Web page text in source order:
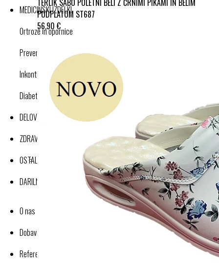
TERLIK SABO POLETNI BELI Z ČRNIMI PIKAMI IN BELIM
PODPLATOM ST687
56,90 €
MEDICINSKI IZDELKI
Ortroze in opornice
Preventivne kompresijske nogavice
Inkontinenca
Diabetes
DELOVNA OBLAČILA
ZDRAVJE IN DOBRO POČUTJE
OSTALI IZDELKI
DARILNI BONI
O nas
Dobavitelji-proizvajalci
Reference